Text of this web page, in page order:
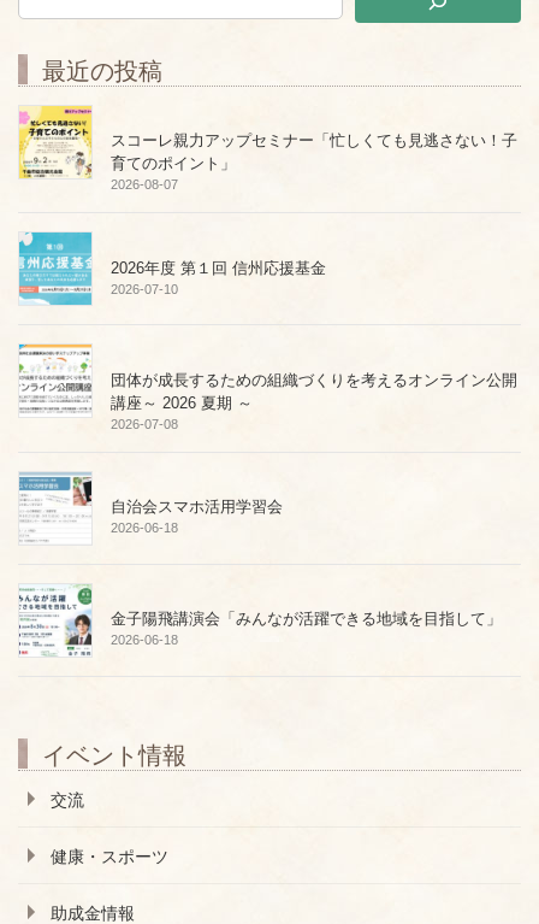
最近の投稿
スコーレ親力アップセミナー「忙しくても見逃さない！子
育てのポイント」
2026-08-07
2026年度 第１回 信州応援基金
2026-07-10
団体が成長するための組織づくりを考えるオンライン公開
講座～ 2026 夏期 ～
2026-07-08
自治会スマホ活用学習会
2026-06-18
金子陽飛講演会「みんなが活躍できる地域を目指して」
2026-06-18
イベント情報
交流
健康・スポーツ
助成金情報